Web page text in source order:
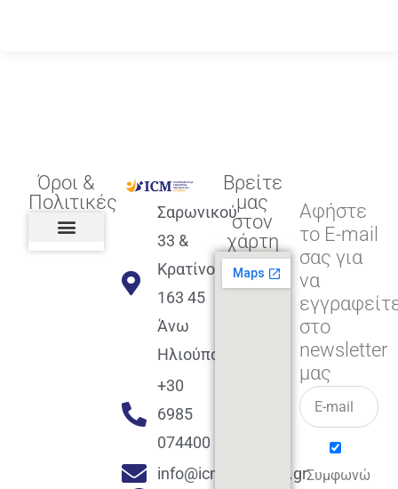
Όροι &
Πολιτικές
Σαρωνικού
33 &
Κρατίνου
163 45
Άνω
Ηλιούπολη
+30
6985
074400
info@icmacademy.gr
Βρείτε
μας
στον
χάρτη
Αφήστε
το E-mail
σας για
να
στο
newsletter
μας
Συμφωνώ